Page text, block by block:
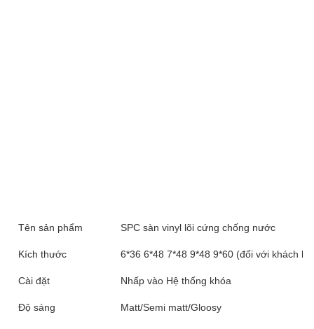
Tên sản phẩm SPC sàn vinyl lõi cứng chống nước
Kích thước 6*36 6*48 7*48 9*48 9*60 (đối với khách
Cài đặt Nhấp vào Hệ thống khóa
Độ sáng Matt/Semi matt/Gloosy